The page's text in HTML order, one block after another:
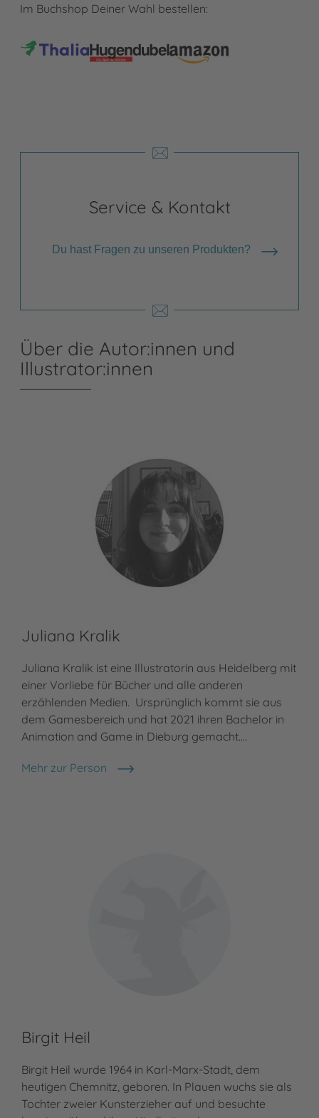
Im Buchshop Deiner Wahl bestellen:
Service & Kontakt
Du hast Fragen zu unseren Produkten?
Über die Autor:innen und
Illustrator:innen
Juliana Kralik
Juliana Kralik ist eine Illustratorin aus Heidelberg mit
einer Vorliebe für Bücher und alle anderen
erzählenden Medien. Ursprünglich kommt sie aus
dem Gamesbereich und hat 2021 ihren Bachelor in
Animation and Game in Dieburg gemacht.…
Mehr zur Person
Juliana Kralik
Birgit Heil
Birgit Heil wurde 1964 in Karl-Marx-Stadt, dem
heutigen Chemnitz, geboren. In Plauen wuchs sie als
Tochter zweier Kunsterzieher auf und besuchte